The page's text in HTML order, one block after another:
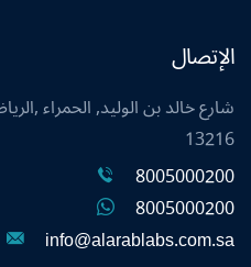
الإتصال
شارع خالد بن الوليد, الحمراء ,الرياض
13216
8005000200
8005000200
info@alarablabs.com.sa